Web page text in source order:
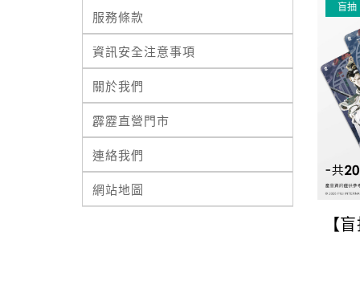
服務條款
資訊安全注意事項
關於我們
霹靂直營門市
連絡我們
網站地圖
盲抽
【